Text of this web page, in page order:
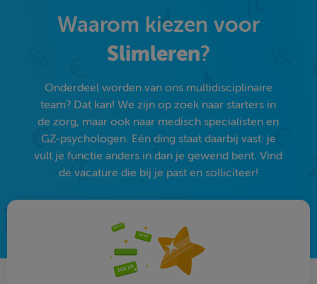
Waarom kiezen voor
Slimleren?
Onderdeel worden van ons multidisciplinaire
team? Dat kan! We zijn op zoek naar starters in
de zorg, maar ook naar medisch specialisten en
GZ-psychologen. Eén ding staat daarbij vast: je
vult je functie anders in dan je gewend bent. Vind
de vacature die bij je past en solliciteer!